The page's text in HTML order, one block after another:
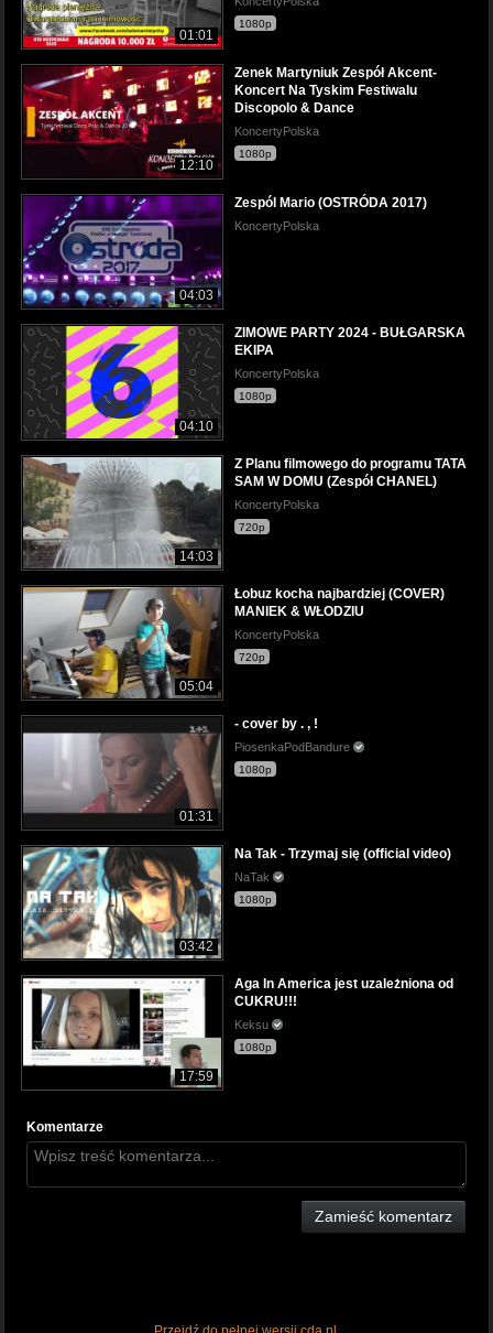
01:01
1080p
12:10
Zenek Martyniuk Zespół Akcent-
Koncert Na Tyskim Festiwalu
Discopolo & Dance
KoncertyPolska
1080p
04:03
Zespól Mario (OSTRÓDA 2017)
KoncertyPolska
04:10
ZIMOWE PARTY 2024 - BUŁGARSKA
EKIPA
KoncertyPolska
1080p
14:03
Z Planu filmowego do programu TATA
SAM W DOMU (Zespół CHANEL)
KoncertyPolska
720p
05:04
Łobuz kocha najbardziej (COVER)
MANIEK & WŁODZIU
KoncertyPolska
720p
01:31
- cover by . , !
PiosenkaPodBandure
1080p
03:42
Na Tak - Trzymaj się (official video)
NaTak
1080p
17:59
Aga In America jest uzależniona od
CUKRU!!!
Keksu
1080p
Komentarze
Zamieść komentarz